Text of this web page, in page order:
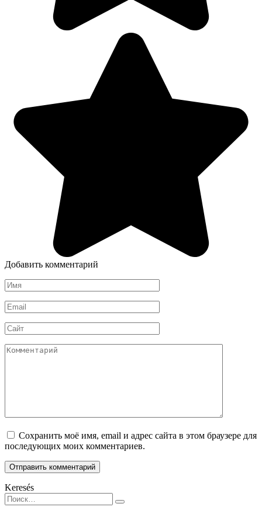
Добавить комментарий
Имя
*
Email
*
Сайт
Комментарий
Сохранить моё имя, email и адрес сайта в этом браузере для
последующих моих комментариев.
Keresés
Search
for: